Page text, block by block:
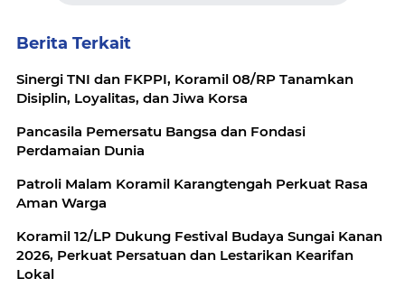
Berita Terkait
Sinergi TNI dan FKPPI, Koramil 08/RP Tanamkan
Disiplin, Loyalitas, dan Jiwa Korsa
Pancasila Pemersatu Bangsa dan Fondasi
Perdamaian Dunia
Patroli Malam Koramil Karangtengah Perkuat Rasa
Aman Warga
Koramil 12/LP Dukung Festival Budaya Sungai Kanan
2026, Perkuat Persatuan dan Lestarikan Kearifan
Lokal